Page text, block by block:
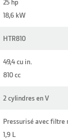
18,6 kW
HTR810
49,4 cu in.
810 cc
2 cylindres en V
Pressurisé avec filtre
1,9 L